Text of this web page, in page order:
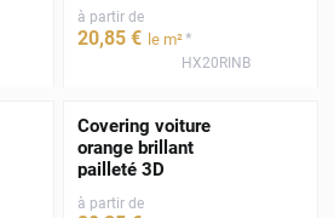
à partir de
20,85 € le m²*
HX20RINB
Covering voiture
orange brillant
pailleté 3D
à partir de